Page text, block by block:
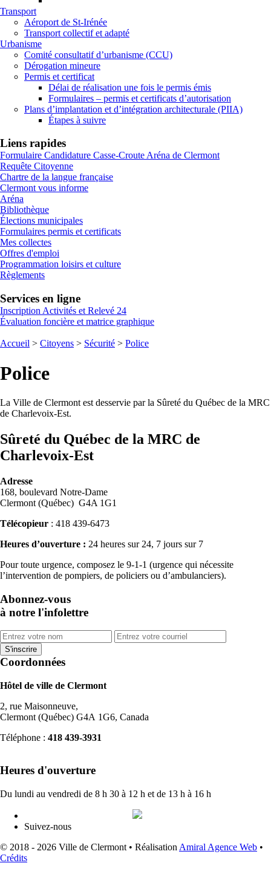
Transport
Aéroport de St-Irénée
Transport collectif et adapté
Urbanisme
Comité consultatif d’urbanisme (CCU)
Dérogation mineure
Permis et certificat
Délai de réalisation une fois le permis émis
Formulaires – permis et certificats d’autorisation
Plans d’implantation et d’intégration architecturale (PIIA)
Étapes à suivre
Liens rapides
Formulaire Candidature Casse-Croute Aréna de Clermont
Requête Citoyenne
Chartre de la langue française
Clermont vous informe
Aréna
Bibliothèque
Élections municipales
Formulaires permis et certificats
Mes collectes
Offres d'emploi
Programmation loisirs et culture
Règlements
Services en ligne
Inscription Activités et Relevé 24
Évaluation foncière et matrice graphique
Accueil > Citoyens > Sécurité > Police
Police
La Ville de Clermont est desservie par la Sûreté du Québec de la MRC
de Charlevoix-Est.
Sûreté du Québec de la MRC de
Charlevoix-Est
Adresse
168, boulevard Notre-Dame
Clermont (Québec) G4A 1G1
Télécopieur : 418 439-6473
Heures d’ouverture : 24 heures sur 24, 7 jours sur 7
Pour toute urgence, composez le 9-1-1 (urgence qui nécessite
l’intervention de pompiers, de policiers ou d’ambulanciers).
Abonnez-vous
à notre l'infolettre
Coordonnées
Hôtel de ville de Clermont
2, rue Maisonneuve,
Clermont (Québec) G4A 1G6, Canada
Téléphone : 418 439-3931
Heures d'ouverture
Du lundi au vendredi de 8 h 30 à 12 h et de 13 h à 16 h
Suivez-nous
© 2018 - 2026 Ville de Clermont • Réalisation Amiral Agence Web •
Crédits